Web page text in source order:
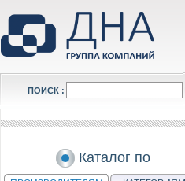
ПОИСК :
Каталог по